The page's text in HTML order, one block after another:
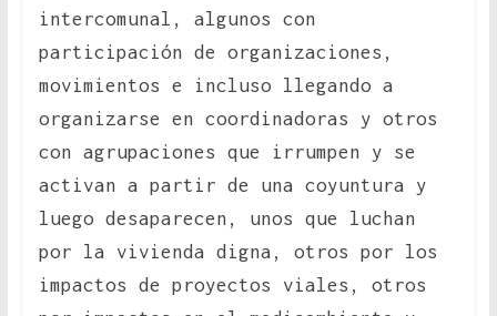
intercomunal, algunos con
participación de organizaciones,
movimientos e incluso llegando a
organizarse en coordinadoras y otros
con agrupaciones que irrumpen y se
activan a partir de una coyuntura y
luego desaparecen, unos que luchan
por la vivienda digna, otros por los
impactos de proyectos viales, otros